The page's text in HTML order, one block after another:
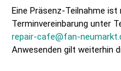
Eine Präsenz-Teilnahme
Terminvereinbarung unter
repair-cafe@fan-
Anwesenden gilt weiterhin